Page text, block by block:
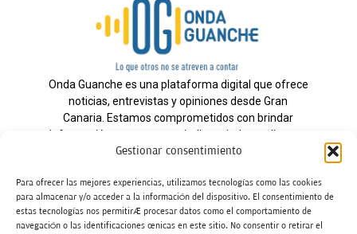
Gestionar consentimiento
Para ofrecer las mejores experiencias, utilizamos tecnologías como las cookies
para almacenar y/o acceder a la información del dispositivo. El consentimiento de
estas tecnologías nos permitirá procesar datos como el comportamiento de
navegación o las identificaciones únicas en este sitio. No consentir o retirar el
Onda Guanche es una plataforma digital que ofrece
noticias, entrevistas y opiniones desde Gran
Canaria. Estamos comprometidos con brindar
información veraz y un periodismo independiente a
nuestra audiencia.
Todos los derechos reservados.